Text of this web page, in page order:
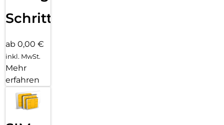
Schritten
ab 0,00 €
inkl. MwSt.
Mehr
erfahren